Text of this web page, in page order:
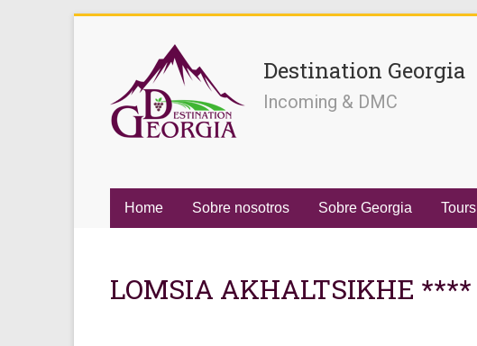
Destination Georgia
Incoming & DMC
Home Sobre nosotros Sobre Georgia Tours
LOMSIA AKHALTSIKHE ****